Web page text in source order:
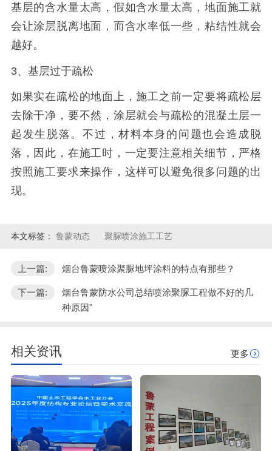
基层的含水量太高，假如含水量太高，地面施工就
会让涂层脱离地面，而含水率低一些，粘结性就会
越好。
3、基层过于疏松
如果实在疏松的地面上，施工之前一定要将疏松层
去除干净，要不然，涂层就会与疏松的混凝土层一
起发生脱落。不过，材料本身的问题也会造成脱
落，因此，在施工时，一定要注意相关细节，严格
按照施工要求来操作，这样可以避免很多问题的出
现。
本文标签： 鲁蒙动态 聚脲喷涂施工工艺
上一篇: 烟台鲁蒙喷涂聚脲地坪涂料的特点有那些？
下一篇:
烟台鲁蒙防水公司总结喷涂聚脲工程做不好的几
种原因"
相关资讯 更多